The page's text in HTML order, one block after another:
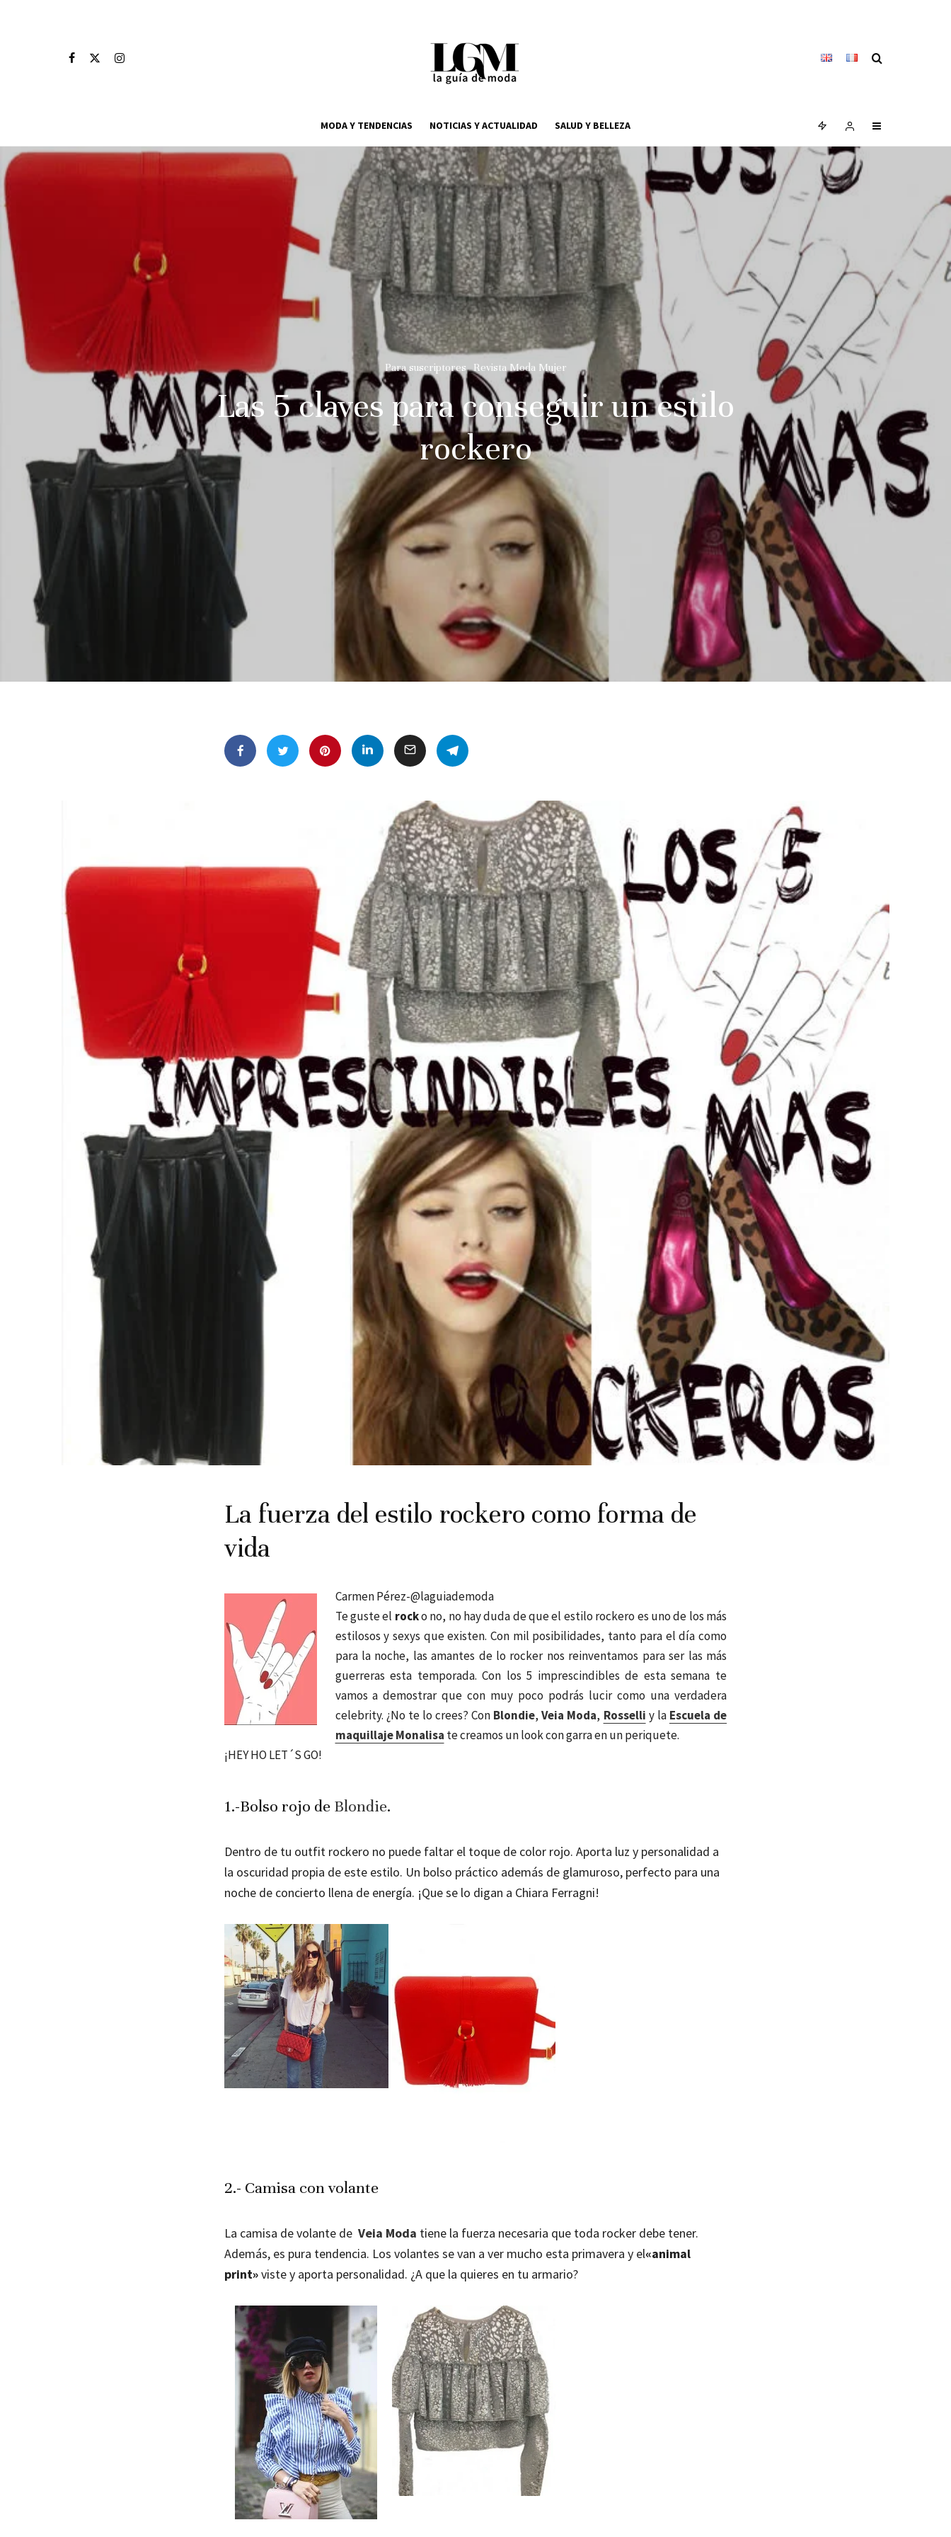
MODA Y TENDENCIAS NOTICIAS Y ACTUALIDAD SALUD Y BELLEZA
Para suscriptores Revista Moda Mujer
Las 5 claves para conseguir un estilo
rockero
La fuerza del estilo rockero como forma de
vida
Carmen Pérez-@laguiademoda
Te guste el rocko no, no hay duda de que el estilo rockero es uno de los más
estilosos y sexys que existen. Con mil posibilidades, tanto para el día como
para la noche, las amantes de lo rocker nos reinventamos para ser las más
guerreras esta temporada. Con los 5 imprescindibles de esta semana te
vamos a demostrar que con muy poco podrás lucir como una verdadera
celebrity. ¿No te lo crees? Con Blondie,Veia Moda, Rosselli y la Escuela de
maquillaje Monalisa te creamos un look con garra en un periquete.
​¡HEY HO LET´S GO!
1.-Bolso rojo de Blondie.
Dentro de tu outfit rockero no puede faltar el toque de color rojo. Aporta luz y personalidad a
la oscuridad propia de este estilo. Un bolso práctico además de glamuroso, perfecto para una
noche de concierto llena de energía. ¡Que se lo digan a Chiara Ferragni!
2.- Camisa con volante
La camisa de volante de Veia Moda tiene la fuerza necesaria que toda rocker debe tener.
Además, es pura tendencia. Los volantes se van a ver mucho esta primavera y el«animal
print»viste y aporta personalidad. ¿A que la quieres en tu armario?